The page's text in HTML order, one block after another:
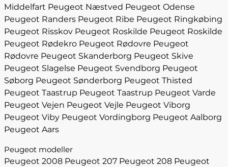
Middelfart Peugeot Næstved Peugeot Odense
Peugeot Randers Peugeot Ribe Peugeot Ringkøbing
Peugeot Risskov Peugeot Roskilde Peugeot Roskilde
Peugeot Rødekro Peugeot Rødovre Peugeot
Rødovre Peugeot Skanderborg Peugeot Skive
Peugeot Slagelse Peugeot Svendborg Peugeot
Søborg Peugeot Sønderborg Peugeot Thisted
Peugeot Taastrup Peugeot Taastrup Peugeot Varde
Peugeot Vejen Peugeot Vejle Peugeot Viborg
Peugeot Viby Peugeot Vordingborg Peugeot Aalborg
Peugeot Aars
Peugeot modeller
Peugeot 2008 Peugeot 207 Peugeot 208 Peugeot